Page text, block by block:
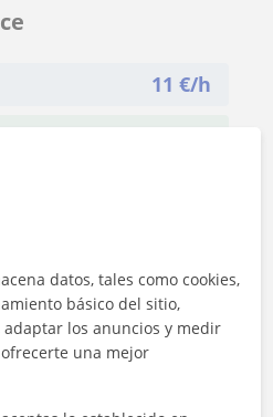
11 €/h
datos, tales como cookies,
básico del sitio,
los anuncios y medir
una mejor